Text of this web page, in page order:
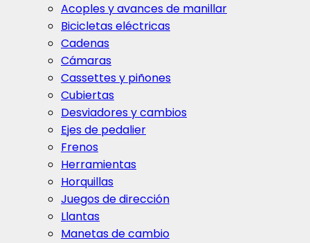
Acoples y avances de manillar
Bicicletas eléctricas
Cadenas
Cámaras
Cassettes y piñones
Cubiertas
Desviadores y cambios
Ejes de pedalier
Frenos
Herramientas
Horquillas
Juegos de dirección
Llantas
Manetas de cambio